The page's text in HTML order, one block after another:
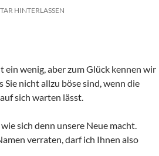
HINTERLASSEN
wenig, aber zum Glück kennen wir
Sie nicht allzu böse sind, wenn die
sich warten lässt.
sich denn unsere Neue macht.
verraten, darf ich Ihnen also